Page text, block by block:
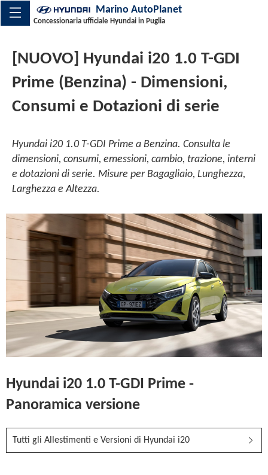
Marino AutoPlanet
Concessionaria ufficiale Hyundai in Puglia
[NUOVO] Hyundai i20 1.0 T-GDI
Prime (Benzina) - Dimensioni,
Consumi e Dotazioni di serie
Hyundai i20 1.0 T-GDI Prime a Benzina. Consulta le
dimensioni, consumi, emessioni, cambio, trazione, interni
e dotazioni di serie. Misure per Bagagliaio, Lunghezza,
Larghezza e Altezza.
Hyundai i20 1.0 T-GDI Prime -
Panoramica versione
Tutti gli Allestimenti e Versioni di Hyundai i20